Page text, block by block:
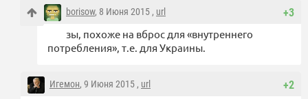
+3
borisow, 8 Июня 2015 , url
зы, похоже на вброс для «внутреннего
потребления», т.е. для Украины.
+2
Игемон, 9 Июня 2015 , url